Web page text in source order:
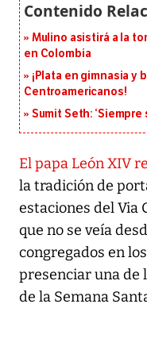
Mulino asistirá a la
en Colombia
¡Plata en gimnasia y
Centroamericanos!
Sumit Seth: ‘Siempre
El papa León XIV
la tradición de
estaciones del Via
que no se veía
congregados en
presenciar una de
de la Semana